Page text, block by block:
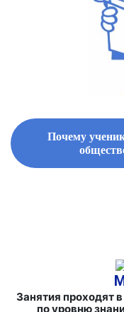
Почему
Занятия проходят
по уровню